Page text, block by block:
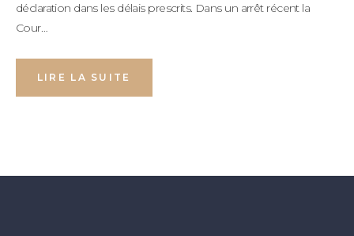
déclaration dans les délais prescrits. Dans un arrêt récent la
Cour…
LIRE LA SUITE